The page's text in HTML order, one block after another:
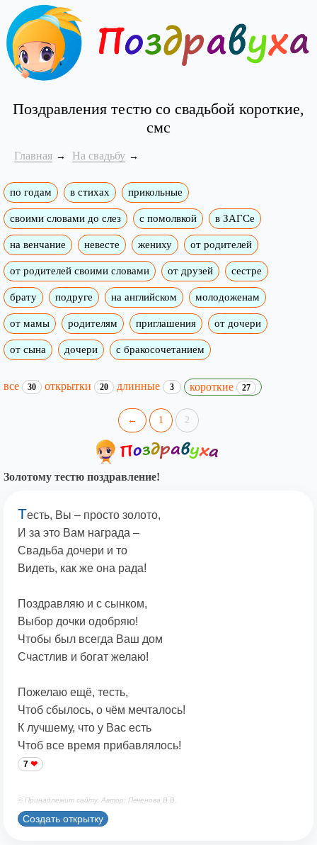
Поздравления тестю со свадьбой короткие,
смс
Главная На свадьбу
по годам в стихах прикольные
своими словами до слез с помолвкой в ЗАГСе
на венчание невесте жениху от родителей
от родителей своими словами от друзей сестре
брату подруге на английском молодоженам
от мамы родителям приглашения от дочери
от сына дочери с бракосочетанием
все 30 открытки 20 длинные 3 короткие 27
← 1 2
Золотому тестю поздравление!
Тесть, Вы – просто золото,
И за это Вам награда –
Свадьба дочери и то
Видеть, как же она рада!
Поздравляю и с сынком,
Выбор дочки одобряю!
Чтобы был всегда Ваш дом
Счастлив и богат желаю!
Пожелаю ещё, тесть,
Чтоб сбылось, о чём мечталось!
К лучшему, что у Вас есть
Чтоб все время прибавлялось!
7
© Принадлежит сайту. Автор: Печенова В.В.
Создать открытку